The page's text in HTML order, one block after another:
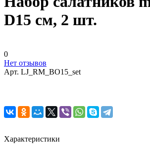
D15 см, 2 шт.
0
Нет отзывов
Арт. LJ_RM_BO15_set
Характеристики